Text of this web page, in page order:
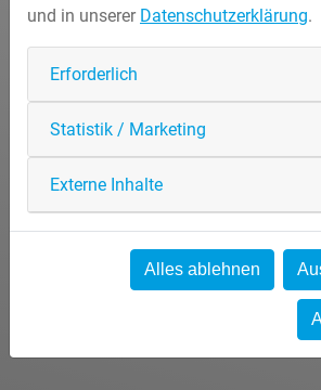
und in unserer Datenschutzerklärung.
Erforderlich
Statistik / Marketing
Externe Inhalte
Alles ablehnen